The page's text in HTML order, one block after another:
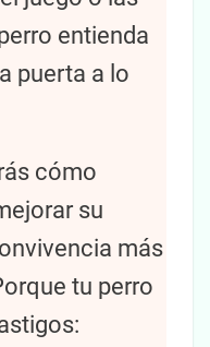
entienda
puerta a lo
cómo
su
más
tu perro